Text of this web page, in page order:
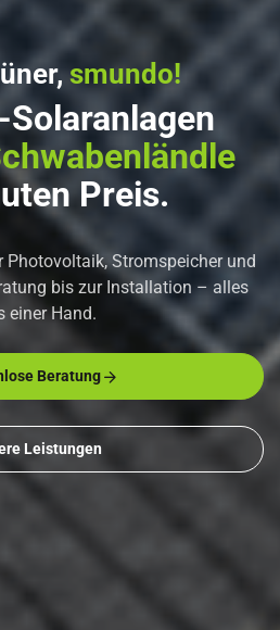
smundo!
Preis.
Photovoltaik, Stromspeicher und
bis zur Installation – alles
einer Hand.
Beratung
Leistungen